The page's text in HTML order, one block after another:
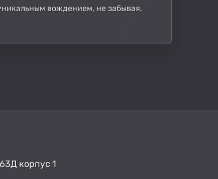
вождением, не забывая,
корпус 1